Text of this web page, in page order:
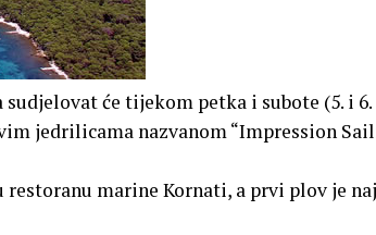
će tijekom petka i subote (5. i 6.
jedrilicama nazvanom “Impression
restoranu marine Kornati, a prvi plov je